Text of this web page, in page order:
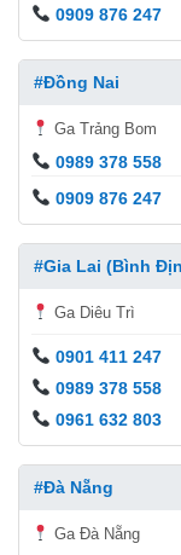
0909 876 247
#Đồng Nai
Ga Trảng Bom
0989 378 558
0909 876 247
#Gia Lai (Bình
Ga Diêu Trì
0901 411 247
0989 378 558
0961 632 803
#Đà Nẵng
Ga Đà Nẵng